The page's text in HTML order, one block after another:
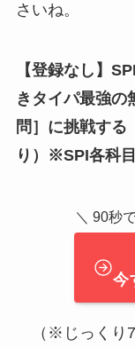
さいね。
【登録なし】
きタイパ最強の
問 ］ に挑戦する
り）※SPI各科
＼ 90秒
今
（※じっくり